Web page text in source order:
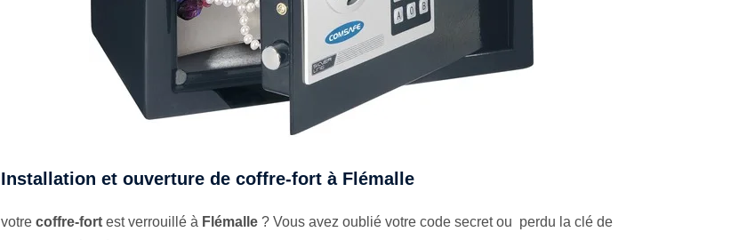
Installation et ouverture de coffre-fort à Flémalle
votrecoffre-fort est verrouillé à Flémalle ? Vous avez oublié votre code secret ou perdu la clé de